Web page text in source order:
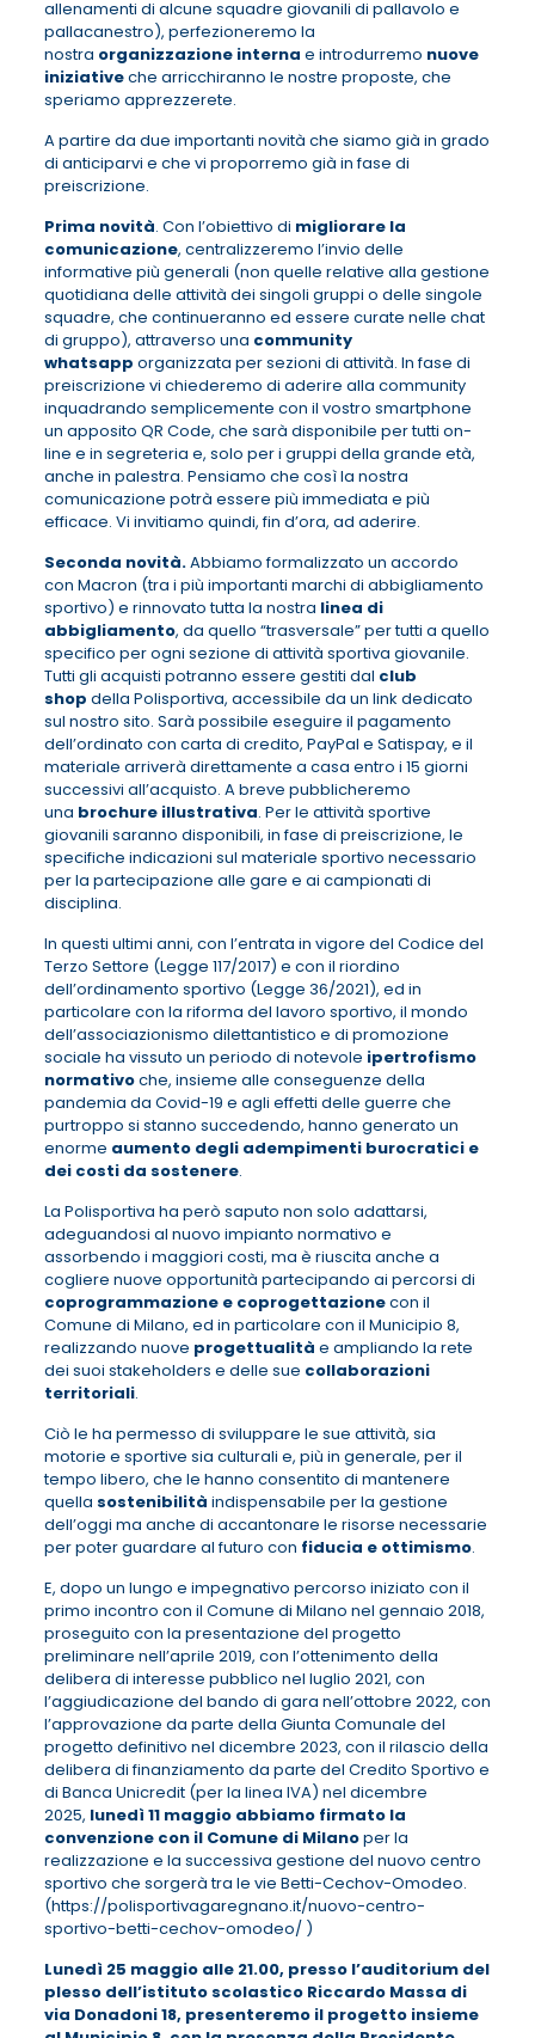
allenamenti di alcune squadre giovanili di pallavolo e
pallacanestro), perfezioneremo la
nostra organizzazione interna e introdurremo nuove
iniziativeche arricchiranno le nostre proposte, che
speriamo apprezzerete.
A partire da due importanti novità che siamo già in grado
di anticiparvi e che vi proporremo già in fase di
preiscrizione.
Prima novità. Con l’obiettivo di migliorare la
comunicazione, centralizzeremo l’invio delle
informative più generali (non quelle relative alla gestione
quotidiana delle attività dei singoli gruppi o delle singole
squadre, che continueranno ed essere curate nelle chat
di gruppo), attraverso una community
whatsapp organizzata per sezioni di attività. In fase di
preiscrizione vi chiederemo di aderire alla community
inquadrando semplicemente con il vostro smartphone
un apposito QR Code, che sarà disponibile per tutti on-
line e in segreteria e, solo per i gruppi della grande età,
anche in palestra. Pensiamo che così la nostra
comunicazione potrà essere più immediata e più
efficace. Vi invitiamo quindi, fin d’ora, ad aderire.
Seconda novità.Abbiamo formalizzato un accordo
con Macron (tra i più importanti marchi di abbigliamento
sportivo) e rinnovato tutta la nostra linea di
abbigliamento, da quello “trasversale” per tutti a quello
specifico per ogni sezione di attività sportiva giovanile.
Tutti gli acquisti potranno essere gestiti dal club
shop della Polisportiva, accessibile da un link dedicato
sul nostro sito. Sarà possibile eseguire il pagamento
dell’ordinato con carta di credito, PayPal e Satispay, e il
materiale arriverà direttamente a casa entro i 15 giorni
successivi all’acquisto. A breve pubblicheremo
una brochure illustrativa. Per le attività sportive
giovanili saranno disponibili, in fase di preiscrizione, le
specifiche indicazioni sul materiale sportivo necessario
per la partecipazione alle gare e ai campionati di
disciplina.
In questi ultimi anni, con l’entrata in vigore del Codice del
Terzo Settore (Legge 117/2017) e con il riordino
dell’ordinamento sportivo (Legge 36/2021), ed in
particolare con la riforma del lavoro sportivo, il mondo
dell’associazionismo dilettantistico e di promozione
sociale ha vissuto un periodo di notevole ipertrofismo
normativoche, insieme alle conseguenze della
pandemia da Covid-19 e agli effetti delle guerre che
purtroppo si stanno succedendo, hanno generato un
enorme aumento degli adempimenti burocratici e
dei costi da sostenere.
La Polisportiva ha però saputo non solo adattarsi,
adeguandosi al nuovo impianto normativo e
assorbendo i maggiori costi, ma è riuscita anche a
cogliere nuove opportunità partecipando ai percorsi di
coprogrammazione e coprogettazionecon il
Comune di Milano, ed in particolare con il Municipio 8,
realizzando nuove progettualità e ampliando la rete
dei suoi stakeholders e delle sue collaborazioni
territoriali.
Ciò le ha permesso di sviluppare le sue attività, sia
motorie e sportive sia culturali e, più in generale, per il
tempo libero, che le hanno consentito di mantenere
quella sostenibilità indispensabile per la gestione
dell’oggi ma anche di accantonare le risorse necessarie
per poter guardare al futuro con fiducia e ottimismo.
E, dopo un lungo e impegnativo percorso iniziato con il
primo incontro con il Comune di Milano nel gennaio 2018,
proseguito con la presentazione del progetto
preliminare nell’aprile 2019, con l’ottenimento della
delibera di interesse pubblico nel luglio 2021, con
l’aggiudicazione del bando di gara nell’ottobre 2022, con
l’approvazione da parte della Giunta Comunale del
progetto definitivo nel dicembre 2023, con il rilascio della
delibera di finanziamento da parte del Credito Sportivo e
di Banca Unicredit (per la linea IVA) nel dicembre
2025, lunedì 11 maggio abbiamo firmato la
convenzione con il Comune di Milanoper la
realizzazione e la successiva gestione del nuovo centro
sportivo che sorgerà tra le vie Betti-Cechov-Omodeo.
(https://polisportivagaregnano.it/nuovo-centro-
sportivo-betti-cechov-omodeo/ )
Lunedì 25 maggio alle 21.00, presso l’auditorium del
plesso dell’istituto scolastico Riccardo Massa di
via Donadoni 18, presenteremo il progetto insieme